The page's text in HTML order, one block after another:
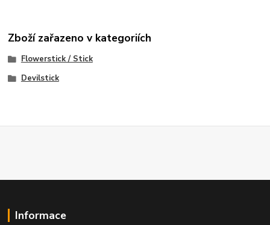
Zboží zařazeno v kategoriích
Flowerstick / Stick
Devilstick
Informace